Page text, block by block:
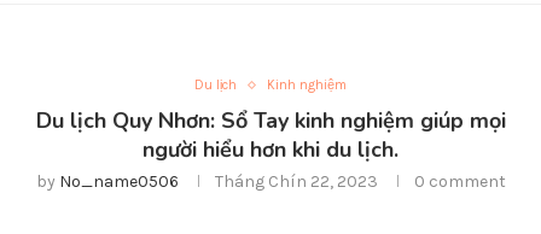
Du lịch Kinh nghiệm
Du lịch Quy Nhơn: Sổ Tay kinh nghiệm giúp mọi
người hiểu hơn khi du lịch.
by No_name0506 Tháng Chín 22, 2023 0 comment